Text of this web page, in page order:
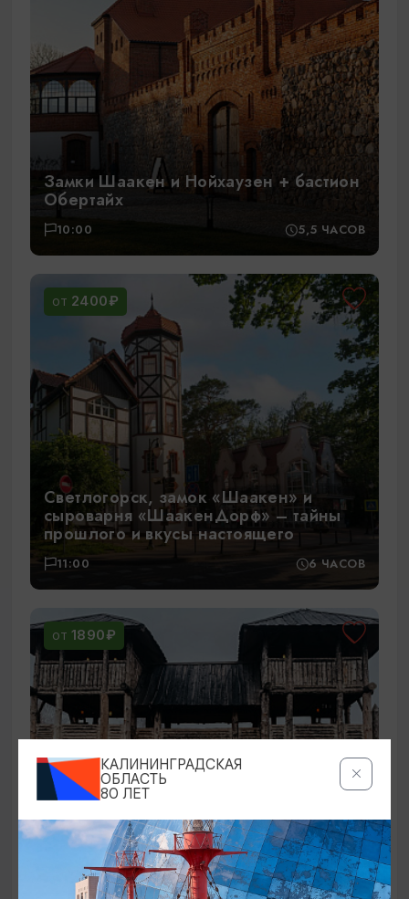
Замки Шаакен и Нойхаузен + бастион
Обертайх
10:00 5,5 ЧАСОВ
ОТ 2400₽
Светлогорск, замок «Шаакен» и
сыроварня «ШаакенДорф» – тайны
прошлого и вкусы настоящего
11:00 6 ЧАСОВ
ОТ 1890₽
Путешествие в средневековый замок
Шаакен и деревню викингов Кауп
КАЛИНИНГРАДСКАЯ
ОБЛАСТЬ
80 ЛЕТ